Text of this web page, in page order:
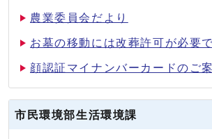
農業委員会だより
お墓の移動には改葬許可が必要
顔認証マイナンバーカードのご
市民環境部生活環境課